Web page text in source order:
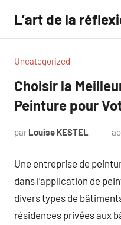
contenu
L’art de la
Uncategorized
Choisir la
Peinture pour
par Louise KESTEL
Une entreprise de
dans l’application de
divers types de
résidences privées aux